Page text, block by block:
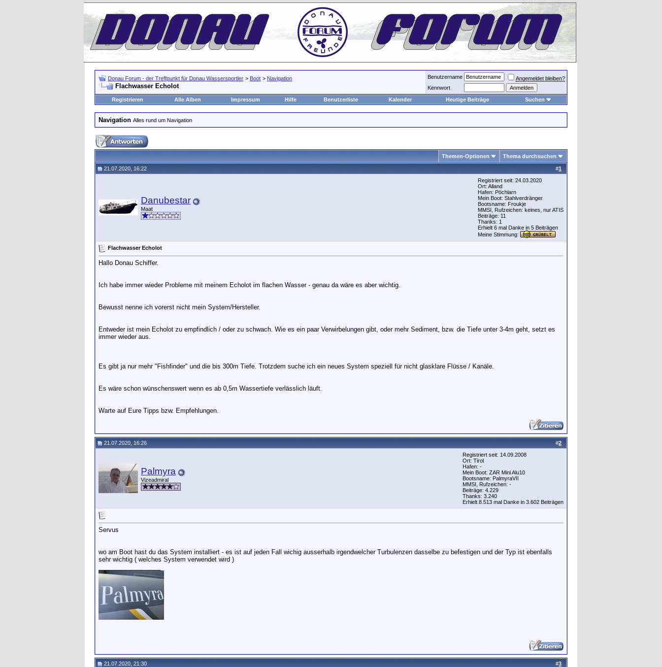
Donau Forum - der Treffpunkt für Donau Wassersportler > Boot > Navigation
Flachwasser Echolot
Benutzername
Angemeldet bleiben?
Kennwort
Registrieren
Alle Alben Impressum Hilfe Benutzerliste Kalender Heutige Beiträge Suchen
Navigation Alles rund um Navigation
Themen-Optionen Thema durchsuchen
#1
21.07.2020, 16:22
Danubestar
Maat
Registriert seit: 24.03.2020
Ort: Alland
Hafen: Pöchlarn
Mein Boot: Stahlverdränger
Bootsname: Froukje
MMSI, Rufzeichen: keines, nur ATIS
Beiträge: 11
Thanks: 1
Erhielt 6 mal Danke in 5 Beiträgen
Meine Stimmung:
Flachwasser Echolot
Hallo Donau Schiffer.
Ich habe immer wieder Probleme mit meinem Echolot im flachen Wasser - genau da wäre es aber wichtig.
Bewusst nenne ich vorerst nicht mein System/Hersteller.
Entweder ist mein Echolot zu empfindlich / oder zu schwach. Wie es ein paar Verwirbelungen gibt, oder mehr Sediment, bzw. die Tiefe unter 3-4m geht, setzt es
immer wieder aus.
Es gibt ja nur mehr "Fishfinder" und die bis 300m Tiefe. Trotzdem suche ich ein neues System speziell für nicht glasklare Flüsse / Kanäle.
Es wäre schon wünschenswert wenn es ab 0,5m Wassertiefe verlässlich läuft.
Warte auf Eure Tipps bzw. Empfehlungen.
#2
21.07.2020, 16:26
Palmyra
Vizeadmiral
Registriert seit: 14.09.2008
Ort: Tirol
Hafen: -
Mein Boot: ZAR Mini Alu10
Bootsname: PalmyraVII
MMSI, Rufzeichen: -
Beiträge: 4.229
Thanks: 3.240
Erhielt 8.513 mal Danke in 3.602 Beiträgen
Servus
wo am Boot hast du das System installiert - es ist auf jeden Fall wichig ausserhalb irgendwelcher Turbulenzen dasselbe zu befestigen und der Typ ist ebenfalls
sehr wichtig ( welches System verwendet wird )
#3
21.07.2020, 21:30